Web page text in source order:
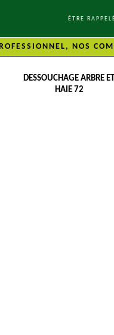
ÊTRE
NOS
DESSOUCHAGE ARBRE ET
HAIE 72